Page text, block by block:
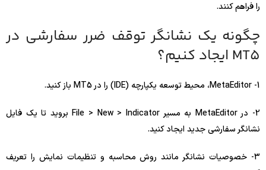
را فراهم کنند.
چگونه یک نشانگر توقف ضرر سفارشی در
MT5 ایجاد کنیم؟
1- MetaEditor، محیط توسعه یکپارچه (IDE) را در MT5 باز کنید.
2- در MetaEditor به مسیر File > New > Indicator بروید تا یک فایل
نشانگر سفارشی جدید ایجاد کنید.
3- خصوصیات نشانگر مانند روش محاسبه و تنظیمات نمایش را تعریف